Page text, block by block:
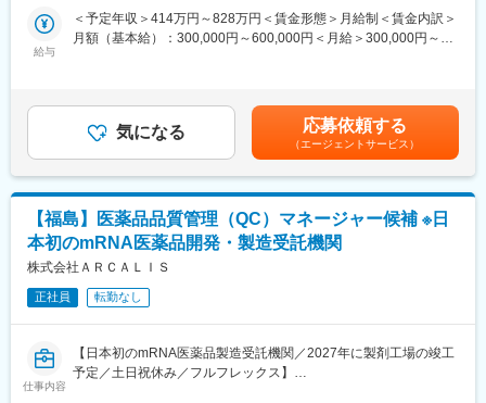
■当社について
業者として」mRNA医薬品の原薬製造と製剤製造の両方を手掛け
る世界初の統合型mRNA医薬品CDMOを目指しています。
変更の範囲：会社の定める業務
・原材料の入荷、倉庫への保管
・容器や産業廃棄物、廃液の返却
た在庫管理等）
■（兼任いただく場合の業務）原薬製造オペレーター
・製造オペレーション業務（精製、IVT等）
■当社について
当社は日本初のmRNA医薬品の開発・製造を受託する機関
（CDMO）です。COVID-19を含む次世代mRNAワクチンの製造
施設を建設しています。「世界初の統合型mRNA医薬品CDMO事
業者として」mRNA医薬品の原薬製造と製剤製造の両方を手掛け
る世界初の統合型mRNA医薬品CDMOを目指しています。
当社はGMP準拠のmRNA原薬製造施設を2023年7月に竣工しまし
た。2024年からは世界で初めて承認された次世代ｍRNAワクチン
（レプリコン）の商品化を予定しています。2027年には製剤工場
給与
＜予定年収＞414万円～828万円＜賃金形態＞月給制＜賃金内訳＞
月額（基本給）：300,000円～600,000円＜月給＞300,000円～
ディション手当賃金はあくまでも目安の金額であり、選考を通じ
て上下する可能性があります。月給(月額)は固定手当を含めた表記
です。
気になる 応募依頼する
（エージェントサービス）
【福島】医薬品品質管理（QC）マネージャー候補 ※日
本初のmRNA医薬品開発・製造受託機関
株式会社ＡＲＣＡＬＩＳ
正社員 転勤なし
仕事内容
【日本初のmRNA医薬品製造受託機関／2027年に製剤工場の竣工
予定／土日祝休み／フルフレックス】